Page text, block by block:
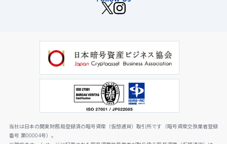
当社は日本の関東財務局登録済の暗号資産（仮想通貨）取引所です（暗号資産交換業者登録
番号 第00004号）。